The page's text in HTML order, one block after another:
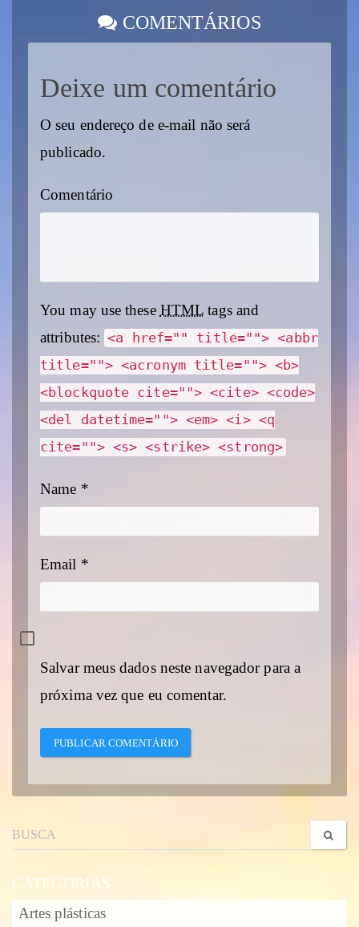
COMENTÁRIOS
Deixe um comentário
O seu endereço de e-mail não será
publicado.
Comentário
You may use these HTML tags and
attributes: <a href="" title=""> <abbr
title=""> <acronym title=""> <b>
<blockquote cite=""> <cite> <code>
<del datetime=""> <em> <i> <q
cite=""> <s> <strike> <strong>
Name *
Email *
Salvar meus dados neste navegador para a
próxima vez que eu comentar.
CATEGORIAS
Artes plásticas